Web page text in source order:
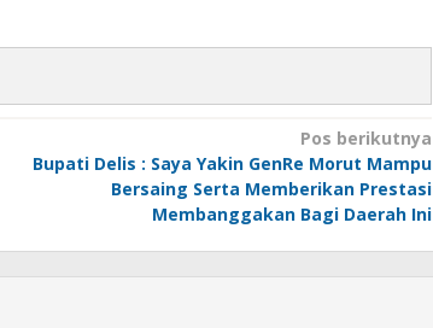
Pos berikutnya
Bupati Delis : Saya Yakin GenRe Morut Mampu
Bersaing Serta Memberikan Prestasi
Membanggakan Bagi Daerah Ini